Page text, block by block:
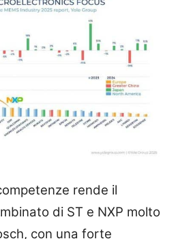
rende il
di ST e NXP molto
con una forte